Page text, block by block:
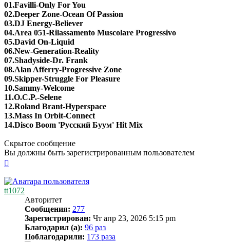
01.Favilli-Only For You
02.Deeper Zone-Ocean Of Passion
03.DJ Energy-Believer
04.Area 051-Rilassamento Muscolare Progressivo
05.David On-Liquid
06.New-Generation-Reality
07.Shadyside-Dr. Frank
08.Alan Afferry-Progressive Zone
09.Skipper-Struggle For Pleasure
10.Sammy-Welcome
11.O.C.P.-Selene
12.Roland Brant-Hyperspace
13.Mass In Orbit-Connect
14.Disco Boom 'Русский Буум' Hit Mix
Скрытое сообщение
Вы должны быть зарегистрированным пользователем
началу
tt1072
Авторитет
Сообщения: 277
Зарегистрирован: Чт апр 23, 2026 5:15 pm
Благодарил (а): 96 раз
Поблагодарили: 173 раза